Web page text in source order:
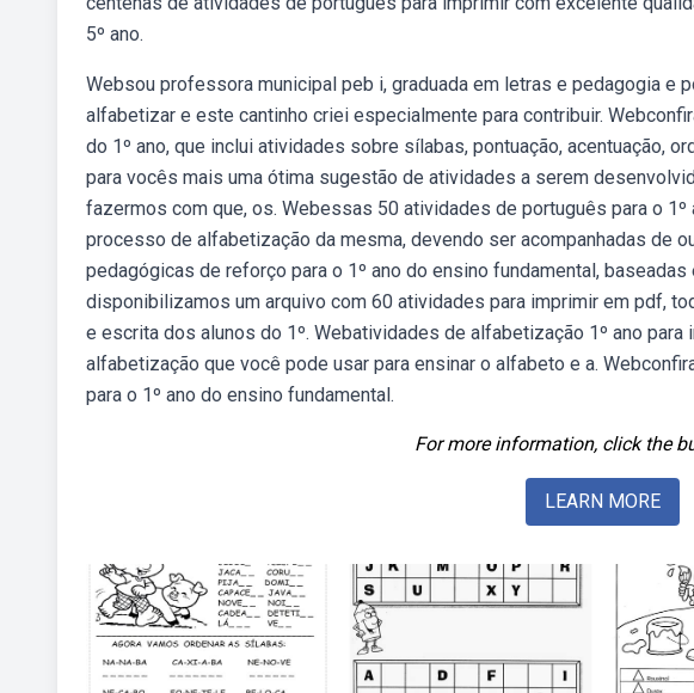
5º ano.
Websou professora municipal peb i, graduada em letras e pedagogia e
alfabetizar e este cantinho criei especialmente para contribuir.
do 1º ano, que inclui atividades sobre sílabas, pontuação, acentuação,
para vocês mais uma ótima sugestão de atividades a serem
fazermos com que, os. Webessas 50 atividades de português para o
processo de alfabetização da mesma, devendo ser acompanhadas de
pedagógicas de reforço para o 1º ano do ensino fundamental,
disponibilizamos um arquivo com 60 atividades para imprimir em pdf,
e escrita dos alunos do 1º. Webatividades de alfabetização 1º ano
alfabetização que você pode usar para ensinar o alfabeto e a.
para o 1º ano do ensino fundamental.
For more information, click the
LEARN MORE